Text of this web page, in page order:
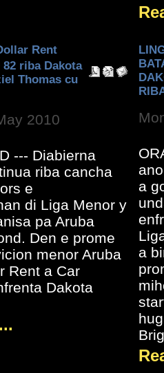
Rent
riba Dakota
Thomas cu
2010
--- Diabierna
riba cancha
e
di Liga Menor y
pa Aruba
Den e prome
menor Aruba
Rent a Car
Dakota
a
a